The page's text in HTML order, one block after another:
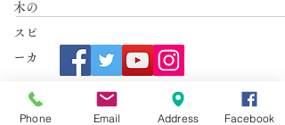
木の
スピ
ーカ
木工
Phone Email Address Facebook